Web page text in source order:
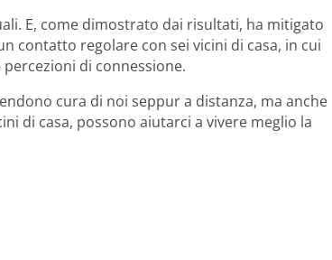
E, come dimostrato dai risultati, ha mitigato
contatto regolare con sei vicini di casa, in cui
di connessione.
cura di noi seppur a distanza, ma anche
di casa, possono aiutarci a vivere meglio la